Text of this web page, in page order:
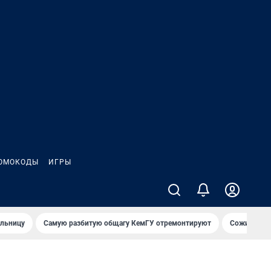
ИГРЫ
Самую разбитую общагу КемГУ отремонтируют